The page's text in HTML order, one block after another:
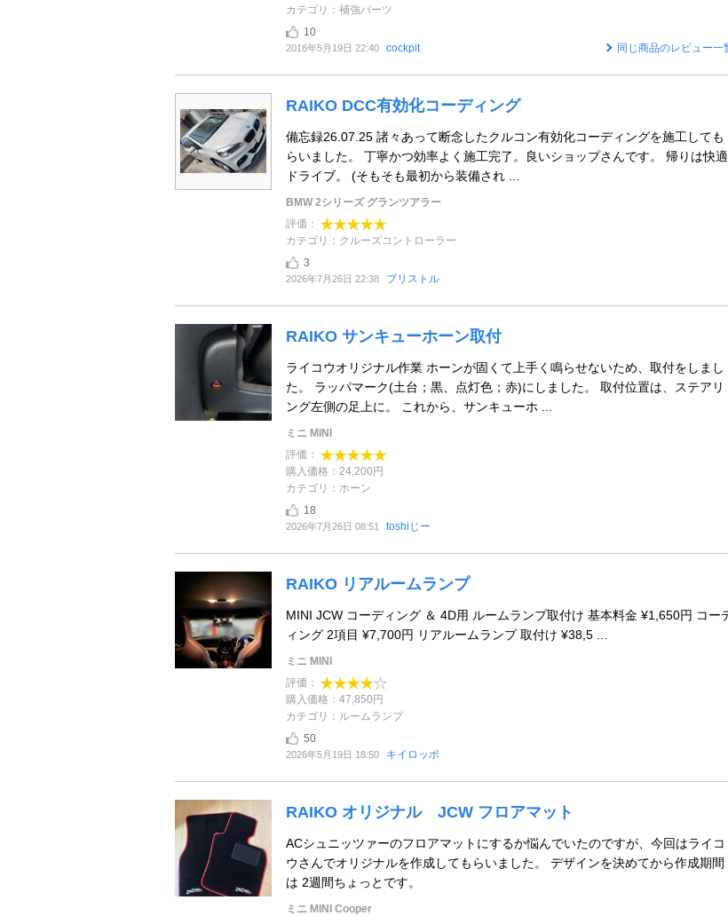
カテゴリ：補強パーツ
10
2016年5月19日 22:40 cockpit 同じ商品のレビュー一
RAIKO DCC有効化コーディング
備忘録26.07.25 諸々あって断念したクルコン有効化コーディングを施工しても
らいました。 丁寧かつ効率よく施工完了。良いショップさんです。 帰りは快適
ドライブ。 (そもそも最初から装備され ...
BMW 2シリーズ グランツアラー
評価：
カテゴリ：クルーズコントローラー
3
2026年7月26日 22:38 ブリストル
RAIKO サンキューホーン取付
ライコウオリジナル作業 ホーンが固くて上手く鳴らせないため、取付をしまし
た。 ラッパマーク(土台；黒、点灯色；赤)にしました。 取付位置は、ステアリ
ング左側の足上に。 これから、サンキューホ ...
ミニ MINI
評価：
購入価格：24,200円
カテゴリ：ホーン
18
2026年7月26日 08:51 toshiじー
RAIKO リアルームランプ
MINI JCW コーディング ＆ 4D用 ルームランプ取付け 基本料金 ¥1,650円 コー
ィング 2項目 ¥7,700円 リアルームランプ 取付け ¥38,5 ...
ミニ MINI
評価：
購入価格：47,850円
カテゴリ：ルームランプ
50
2026年5月19日 18:50 キイロッポ
RAIKO オリジナル JCW フロアマット
ACシュニッツァーのフロアマットにするか悩んでいたのですが、今回はライコ
ウさんでオリジナルを作成してもらいました。 デザインを決めてから作成期間
は 2週間ちょっとです。
ミニ MINI Cooper